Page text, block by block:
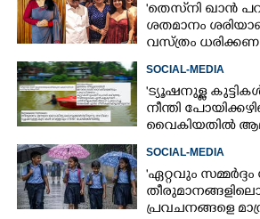
'തെസ്‌നി ഖാൻ
ശതമാനം
വസ്ത്രം
SOCIAL-MEDIA
'ട്യൂഷനുള്ള
നീന്തി
വൈകിയതിൽ
SOCIAL-MEDIA
"ഏറ്റവും
പ്രവചനങ്ങളെ